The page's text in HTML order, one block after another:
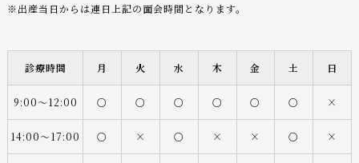
※出産当日からは連日上記の面会時間となります。
診療時間 月 火 水 木 金 土 日
9:00〜12:00 ○ ○ ○ ○ ○ ○ ×
14:00〜17:00 ○ × ○ × × ○ ×